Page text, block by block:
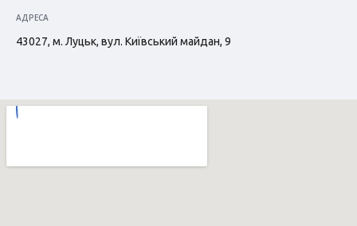
АДРЕСА
43027, м. Луцьк, вул. Київський майдан, 9